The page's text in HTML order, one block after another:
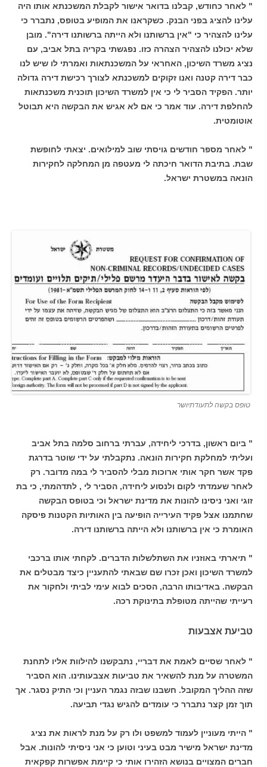
" לאחר כחודש, קבלנו בדואר אישור לקבלת המשכנתא אותו היה
עלינו להציג בפני הבנק. כשקראנו את המופיע בטופס, נתברר כי
עלינו להצהיר כי "אין ברשותנו ולא הייתה ברשותנו דירה". מובן
שלא יכולנו להצהיר הצהרה כזו. נפגשתי בקריה בתל אביב, עם
נציג משרד השיכון, האחראי על המשכנתאות ואמרתי לו שיש לנו
כבר דירה קטנה ואנו זקוקים למשכנתא לצורך רכישת דירה גדולה
יותר. הפקיד הסביר לי כי אין למשרד השיכון תוכנית משכנתאות
להחלפת דירה. עוד אמר כי אם לא אגיש את הבקשה היא תבוטל
אוטומטית.
" לאחר מספר חודשים גויסתי שוב למילואים. יצאתי לחופשת
שבת. בתיבת הדואר חיכתה לי מעטפה מן המחלקה לחקירות
הונאה במשטרת ישראל.
טופס בקשה לתעודתיושר
" ביום ראשון, בדרכי ליחידה, עברתי ברחוב סלמה בתל אביב
ועליתי למחלקת חקירות הונאה. נתקבלתי על ידי שוטר בדרגת
פקד אשר חקר אותי ארוכות מבלי להסביר לי במה מדובר. רק
לאחר שעמדתי לקום ולנסוע ליחידה, הסביר לי , לתדהמתי, כי בת
זוגי ואני ניסינו להונות את מדינת ישראל וכי בטופס הבקשה
שחתמנו אצל פקיד העירייה הופיעה בין האותיות הקטנות פיסקה
האומרת כי אין ברשותנו ולא הייתה ברשותנו דירה.
" תיארתי באוזניו את השתלשלות הדברים. לקחתי אותו ברכבי
למשרד השיכון ואכן זכרו שם שבאתי להתעניין כיצד מבטלים את
הבקשה. באדיבותו הרבה, הסכים לבוא עימי לביתי ולחקור את
רעייתי שהייתה מטופלת בתינוקת רכה.
טביעת אצבעות
" לאחר שסיים לאמת את דבריי, נתבקשנו להילוות אליו לתחנת
המשטרה על מנת להשאיר את טביעות אצבעותינו. הוא הסביר
שזה ההליך המקובל. חשבנו שבזה נגמר העניין וכי התיק נסגר. אך
תוך זמן קצר נתברר כי עומדים להגיש נגדי תביעה.
" הייתי מעוניין לעמוד למשפט ולו רק על מנת לראות את נציג
מדינת ישראל מישיר מבט בעיני וטוען כי אני ניסיתי להונות. אבל
חברים המצויים בנושא הזהירו אותי כי קיימת אפשרות קפקאית